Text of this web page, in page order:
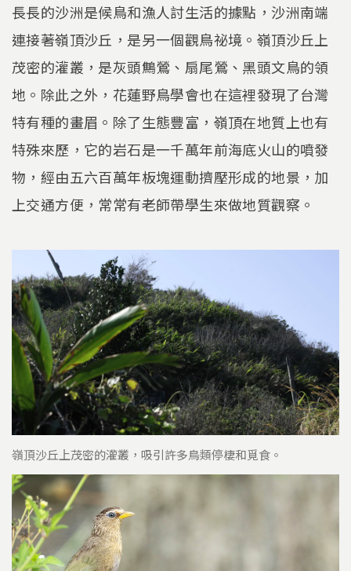
長長的沙洲是候鳥和漁人討生活的據點，沙洲南端
連接著嶺頂沙丘，是另一個觀鳥祕境。嶺頂沙丘上
茂密的灌叢，是灰頭鷦鶯、扇尾鶯、黑頭文鳥的領
地。除此之外，花蓮野鳥學會也在這裡發現了台灣
特有種的畫眉。除了生態豐富，嶺頂在地質上也有
特殊來歷，它的岩石是一千萬年前海底火山的噴發
物，經由五六百萬年板塊運動擠壓形成的地景，加
上交通方便，常常有老師帶學生來做地質觀察。
嶺頂沙丘上茂密的灌叢，吸引許多鳥類停棲和覓食。